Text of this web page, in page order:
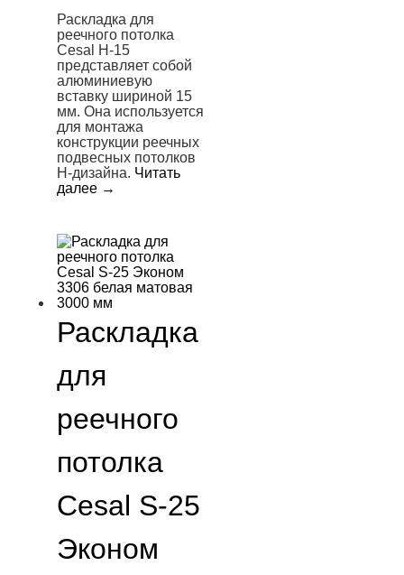
Раскладка для
реечного потолка
Cesal H-15
представляет собой
алюминиевую
вставку шириной 15
мм. Она используется
для монтажа
конструкции реечных
подвесных потолков
H-дизайна. Читать
далее →
Раскладка
для
реечного
потолка
Cesal S-25
Эконом